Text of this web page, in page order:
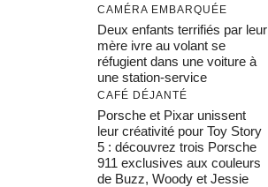
CAMÉRA EMBARQUÉE
Deux enfants terrifiés par leur
mère ivre au volant se
réfugient dans une voiture à
une station-service
CAFÉ DÉJANTÉ
Porsche et Pixar unissent
leur créativité pour Toy Story
5 : découvrez trois Porsche
911 exclusives aux couleurs
de Buzz, Woody et Jessie